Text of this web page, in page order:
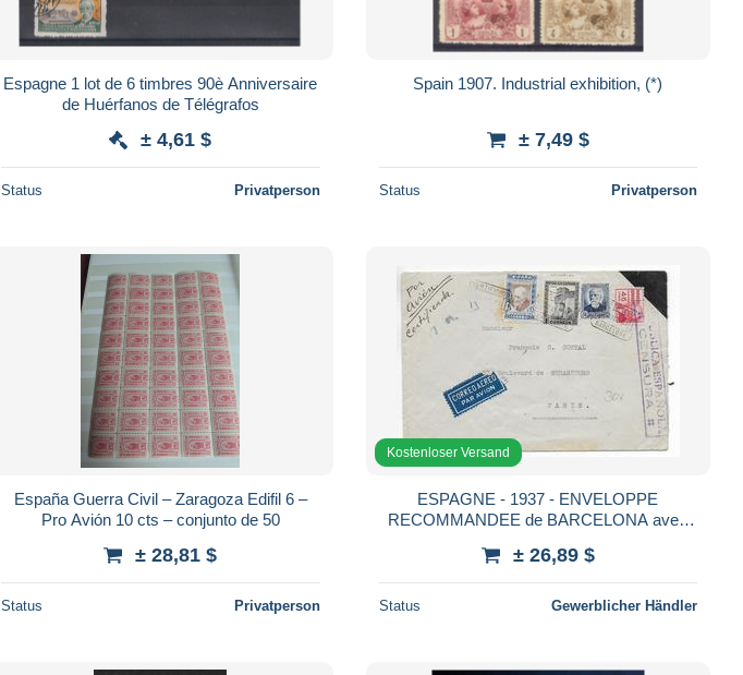
Espagne 1 lot de 6 timbres 90è Anniversaire
de Huérfanos de Télégrafos
± 4,61 $
Status Privatperson
Spain 1907. Industrial exhibition, (*)
± 7,49 $
Status Privatperson
España Guerra Civil – Zaragoza Edifil 6 –
Pro Avión 10 cts – conjunto de 50
± 28,81 $
Status Privatperson
Kostenloser Versand
ESPAGNE - 1937 - ENVELOPPE
RECOMMANDEE de BARCELONA avec
ESCUELA DE HERFANOS => PARIS
± 26,89 $
Status Gewerblicher Händler